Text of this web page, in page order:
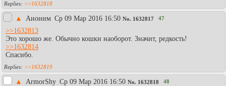
>>1632818
▲ Аноним Ср 09 Мар 2016 16:50 No. 1632817 47
>>1632813
Это хорошо же. Обычно кошки наоборот. Значит, редкость!
>>1632814
Спасибо.
>>1632819
▲ АrmоrShy Ср 09 Мар 2016 16:50 No. 1632818 48